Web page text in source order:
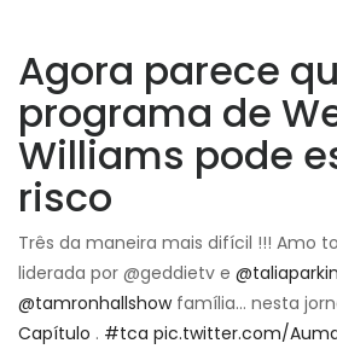
Agora parece
programa de
Williams pode
risco
Três da maneira mais difícil !!! Amo
liderada por @geddietv e
@tamronhallshowfamília… nesta
Capítulo . #tca pic.twitter.com/